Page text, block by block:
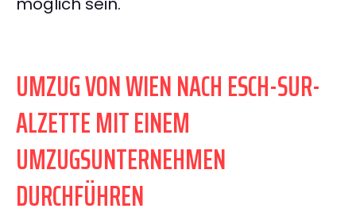
UMZUG VON WIEN NACH ESCH-SUR-
ALZETTE MIT EINEM
UMZUGSUNTERNEHMEN
DURCHFÜHREN